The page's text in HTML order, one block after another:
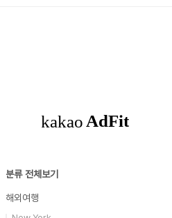
분류 전체보기
해외여행